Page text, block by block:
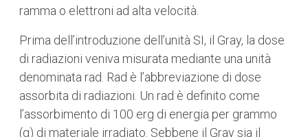
ramma o elettroni ad alta velocità.
Prima dell’introduzione dell’unità SI, il Gray, la dose
di radiazioni veniva misurata mediante una unità
denominata rad. Rad è l’abbreviazione di dose
assorbita di radiazioni. Un rad è definito come
l’assorbimento di 100 erg di energia per grammo
(g) di materiale irradiato. Sebbene il Gray sia il